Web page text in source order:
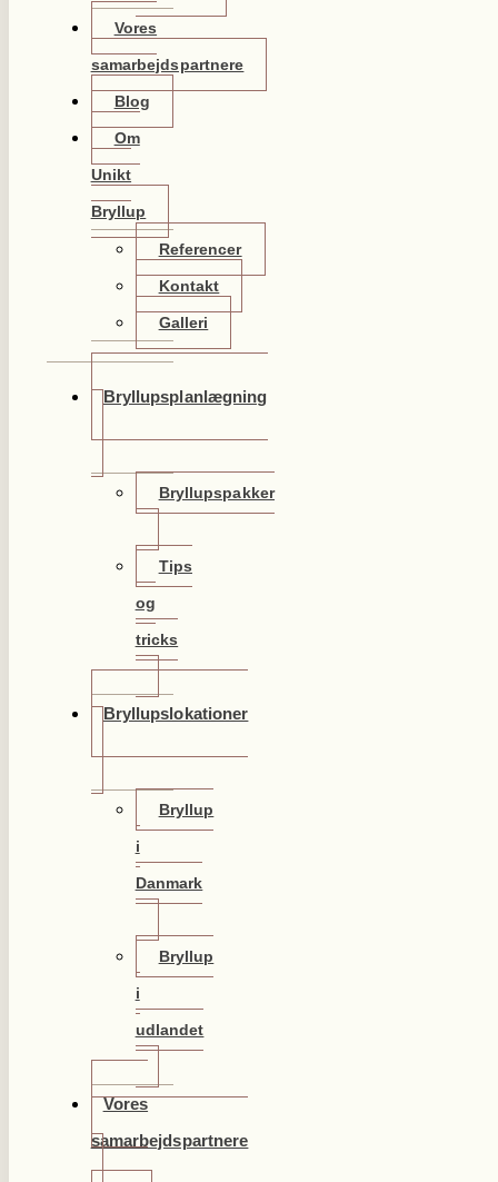
Vores
samarbejdspartnere
Blog
Om
Unikt
Bryllup
Referencer
Kontakt
Galleri
Bryllupsplanlægning
Bryllupspakker
Tips
og
tricks
Bryllupslokationer
Bryllup
i
Danmark
Bryllup
i
udlandet
Vores
samarbejdspartnere